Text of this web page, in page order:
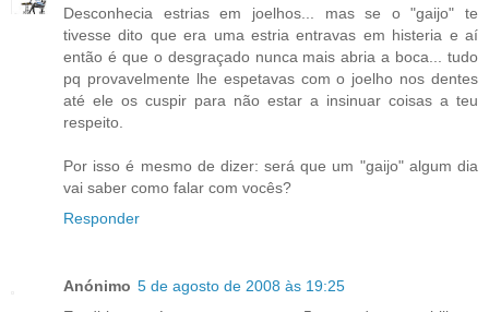
Desconhecia estrias em joelhos... mas se o "gaijo" te
tivesse dito que era uma estria entravas em histeria e aí
então é que o desgraçado nunca mais abria a boca... tudo
pq provavelmente lhe espetavas com o joelho nos dentes
até ele os cuspir para não estar a insinuar coisas a teu
respeito.
Por isso é mesmo de dizer: será que um "gaijo" algum dia
vai saber como falar com vocês?
Responder
Anónimo 5 de agosto de 2008 às 19:25